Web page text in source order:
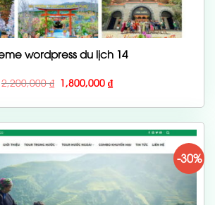
wordpress du lịch 14
2,200,000₫ Giá
gốc
2,200,000 ₫.
1,800,000₫Giá
hiện
là:
-30%